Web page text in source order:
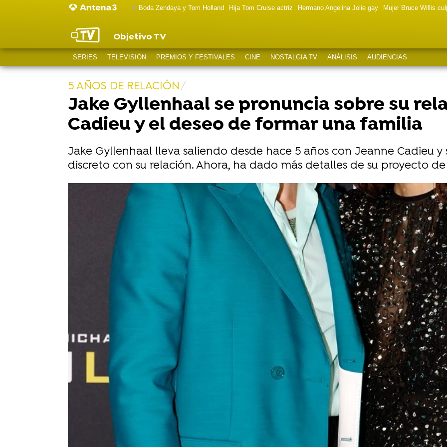
Boda Zendaya y Tom Holland Hija Tom Cruise actriz Hermano Angelina Jolie gay Mujer Bruce Willis
Objetivo TV
SERIES TELEVISIÓN PREMIOS Y FESTIVALES CINE NOSTALGIA TV ANÁLISIS AUDIENCIAS
5 AÑOS DE RELACIÓN
Jake Gyllenhaal se pronuncia sobre su
Cadieu y el deseo de formar una familia
Jake Gyllenhaal lleva saliendo desde hace 5 años con Jeanne Cadieu
discreto con su relación. Ahora, ha dado más detalles de su proyecto
Una entrevistadora cuenta que Jake Gyllenhaal le hizo llorar en plena alfombra roja
Sale a la luz la tensión entre Heath Ledger y Jake Gyllenhaal en el set de 'Brokeback
Miguel Toba
03 de septiembre de 2023, 14:14
WhatsappFacebook
X
Jake Gyllenhaal y su novia, Jeanne Cadieu, llevan ladiscreción por